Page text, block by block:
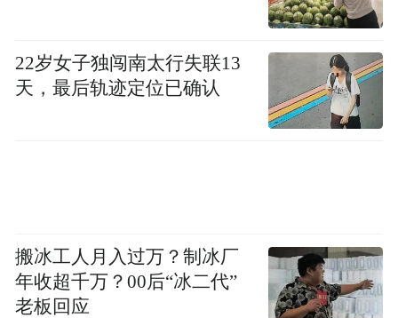
22岁女子独闯南太行失联13
天，最后轨迹定位已确认
搬冰工人月入过万？制冰厂
年收超千万？00后“冰二代”
老板回应